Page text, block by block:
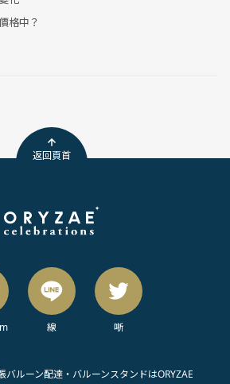
格中？
返回頁首
線 唽
ルーン配達・バルーンスタンドはORYZAE